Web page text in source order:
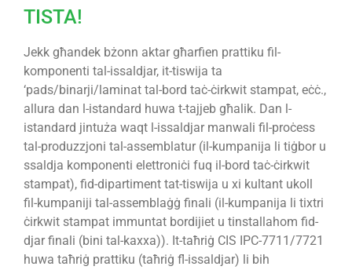
TISTA!
Jekk għandek bżonn aktar għarfien prattiku fil-
komponenti tal-issaldjar, it-tiswija ta
‘pads/binarji/laminat tal-bord taċ-ċirkwit stampat, eċċ.,
allura dan l-istandard huwa t-tajjeb għalik. Dan l-
istandard jintuża waqt l-issaldjar manwali fil-proċess
tal-produzzjoni tal-assemblatur (il-kumpanija li tiġbor u
ssaldja komponenti elettroniċi fuq il-bord taċ-ċirkwit
stampat), fid-dipartiment tat-tiswija u xi kultant ukoll
fil-kumpaniji tal-assemblaġġ finali (il-kumpanija li tixtri
ċirkwit stampat immuntat bordijiet u tinstallahom fid-
djar finali (bini tal-kaxxa)). It-taħriġ CIS IPC-7711/7721
huwa taħriġ prattiku (taħriġ fl-issaldjar) li bih